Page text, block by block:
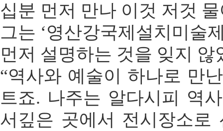
십분 먼저 만나 이것 저것
그는 ‘영산강국제설치미술
먼저 설명하는 것을 잊지 않
“역사와 예술이 하나로 만
트죠. 나주는 알다시피 역
서깊은 곳에서 전시장소로